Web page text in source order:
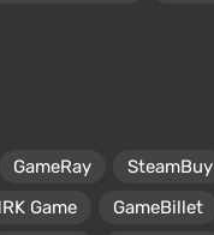
GameRay SteamBuy
Game GameBillet